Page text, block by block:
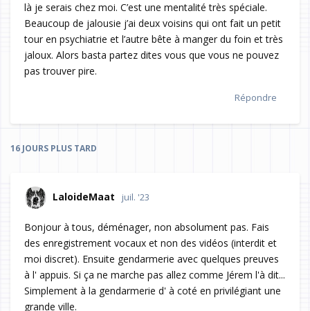
là je serais chez moi. C’est une mentalité très spéciale.
Beaucoup de jalousie j’ai deux voisins qui ont fait un petit
tour en psychiatrie et l’autre bête à manger du foin et très
jaloux. Alors basta partez dites vous que vous ne pouvez
pas trouver pire.
Répondre
16 JOURS PLUS TARD
LaloideMaat juil. '23
Bonjour à tous, déménager, non absolument pas. Fais
des enregistrement vocaux et non des vidéos (interdit et
moi discret). Ensuite gendarmerie avec quelques preuves
à l' appuis. Si ça ne marche pas allez comme Jérem l'à dit...
Simplement à la gendarmerie d' à coté en privilégiant une
grande ville.